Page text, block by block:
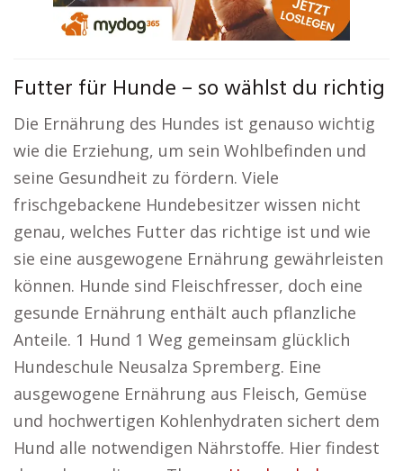
Futter für Hunde – so wählst du richtig
Die Ernährung des Hundes ist genauso wichtig
wie die Erziehung, um sein Wohlbefinden und
seine Gesundheit zu fördern. Viele
frischgebackene Hundebesitzer wissen nicht
genau, welches Futter das richtige ist und wie
sie eine ausgewogene Ernährung gewährleisten
können. Hunde sind Fleischfresser, doch eine
gesunde Ernährung enthält auch pflanzliche
Anteile. 1 Hund 1 Weg gemeinsam glücklich
Hundeschule Neusalza Spremberg. Eine
ausgewogene Ernährung aus Fleisch, Gemüse
und hochwertigen Kohlenhydraten sichert dem
Hund alle notwendigen Nährstoffe. Hier findest